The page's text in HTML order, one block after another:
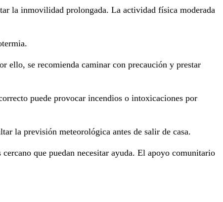
la inmovilidad prolongada. La actividad física moderada
ello, se recomienda caminar con precaución y prestar
puede provocar incendios o intoxicaciones por
la previsión meteorológica antes de salir de casa.
que puedan necesitar ayuda. El apoyo comunitario